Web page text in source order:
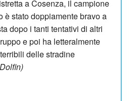
a Cosenza, il campione
è stato doppiamente bravo a
dopo i tanti tentativi di altri
e poi ha letteralmente
delle stradine